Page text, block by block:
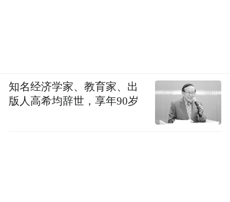
知名经济学家、教育家、出
版人高希均辞世，享年90岁